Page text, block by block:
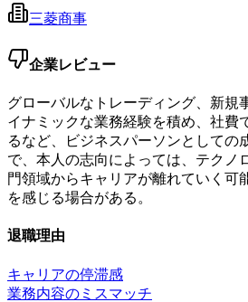
三菱商事
企業レビュー
グローバルなトレーディング、新規
イナミックな業務経験を積め、社費
るなど、ビジネスパーソンとしての
で、本人の志向によっては、テクノ
門領域からキャリアが離れていく可
を感じる場合がある。
退職理由
キャリアの停滞感
業務内容のミスマッチ